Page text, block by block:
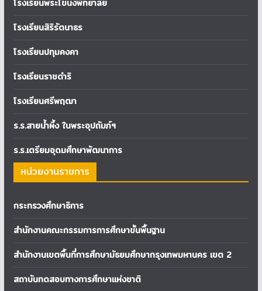
โรงเรียนพระโขนงพิทยาลัย
โรงเรียนสิริรัตนาธร
โรงเรียนปทุมคงคา
โรงเรียนราชดำริ
โรงเรียนศรีพฤฒา
ร.ร.สายน้ำผึ้ง ในพระอุปถัมภ์ฯ
ร.ร.เตรียมอุดมศึกษาพัฒนาการ
หน่วยงานราชการ
กระทรวงศึกษาธิการ
สำนักงานคณะกรรมการการศึกษาขั้นพื้นฐาน
สำนักงานเขตพื้นที่การศึกษามัธยมศึกษากรุงเทพมหานคร เขต 2
สถาบันทดสอบทางการศึกษาแห่งชาติ